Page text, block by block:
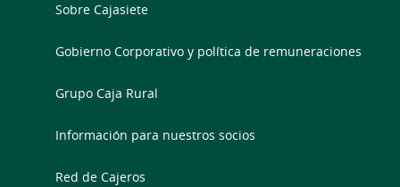
Sobre Cajasiete
Gobierno Corporativo y política de remuneraciones
Grupo Caja Rural
Información para nuestros socios
Red de Cajeros